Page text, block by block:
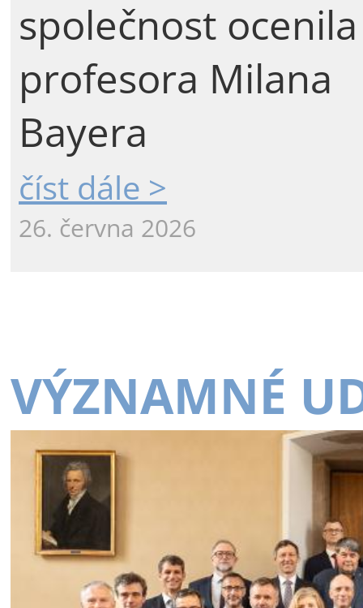
společnost ocenila
profesora Milana
Bayera
číst dále >
26. června 2026
VÝZNAMNÉ